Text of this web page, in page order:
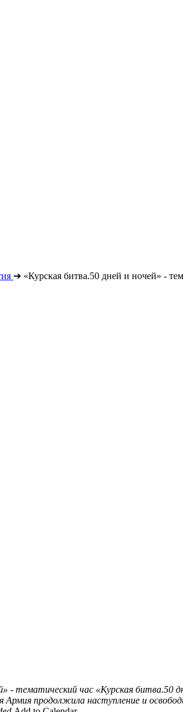
➔ «Курская битва.50 дней и ночей» -
- тематический час «Курская битва.50
продолжила наступление и